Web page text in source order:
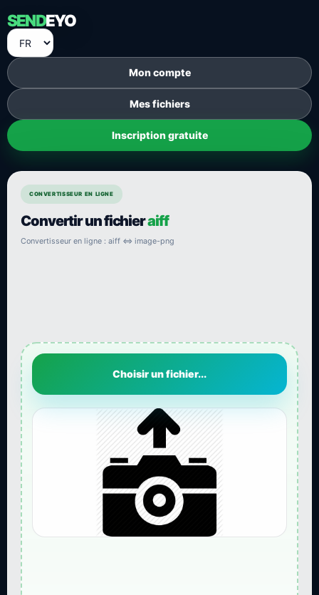
SENDEYO
Mon compte
Mes fichiers
Inscription gratuite
CONVERTISSEUR EN LIGNE
Convertir un fichieraiff
Convertisseur en ligne : aiff ⇔ image-png
Choisir un fichier...